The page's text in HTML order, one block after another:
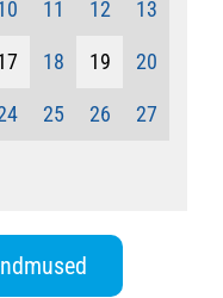
11 12 13
18 19 20
25 26 27